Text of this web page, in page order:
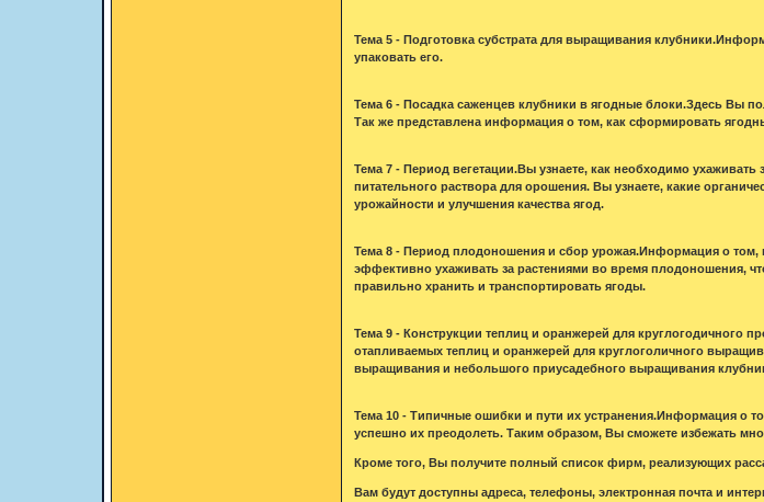
Тема 5 - Подготовка субстрата для выращивания
упаковать его.
Тема 6 - Посадка саженцев клубники в ягодные блоки.Здесь Вы
Так же представлена информация о том, как сформировать
Тема 7 - Период вегетации.Вы узнаете, как необходимо
питательного раствора для орошения. Вы узнаете, какие
урожайности и улучшения качества ягод.
Тема 8 - Период плодоношения и сбор урожая.Информация о
эффективно ухаживать за растениями во время плодоношения,
правильно хранить и транспортировать ягоды.
Тема 9 - Конструкции теплиц и оранжерей для круглогодичного
отапливаемых теплиц и оранжерей для круглоголичного
выращивания и небольшого приусадебного выращивания
Тема 10 - Типичные ошибки и пути их устранения.Информация о
успешно их преодолеть. Таким образом, Вы сможете избежать
Кроме того, Вы получите полный список фирм, реализующих
Вам будут доступны адреса, телефоны, электронная почта и